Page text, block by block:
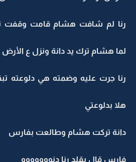
رنا لم شافت هشام قامت وقفت ثواني
لما هشام ترك يد دانة ونزل ع الأرض
رنا جرت عليه وضمته هي دلوعته
هلا بدلوعتي
دانة تركت هشام وطالعت بفارس
فارس قال يقلد رنا دنووووووو